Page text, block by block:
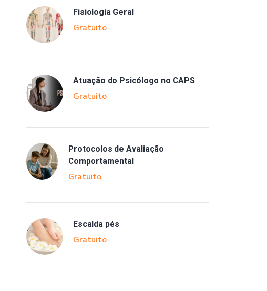
Fisiologia Geral
Gratuito
Atuação do Psicólogo no CAPS
Gratuito
Protocolos de Avaliação
Comportamental
Gratuito
Escalda pés
Gratuito